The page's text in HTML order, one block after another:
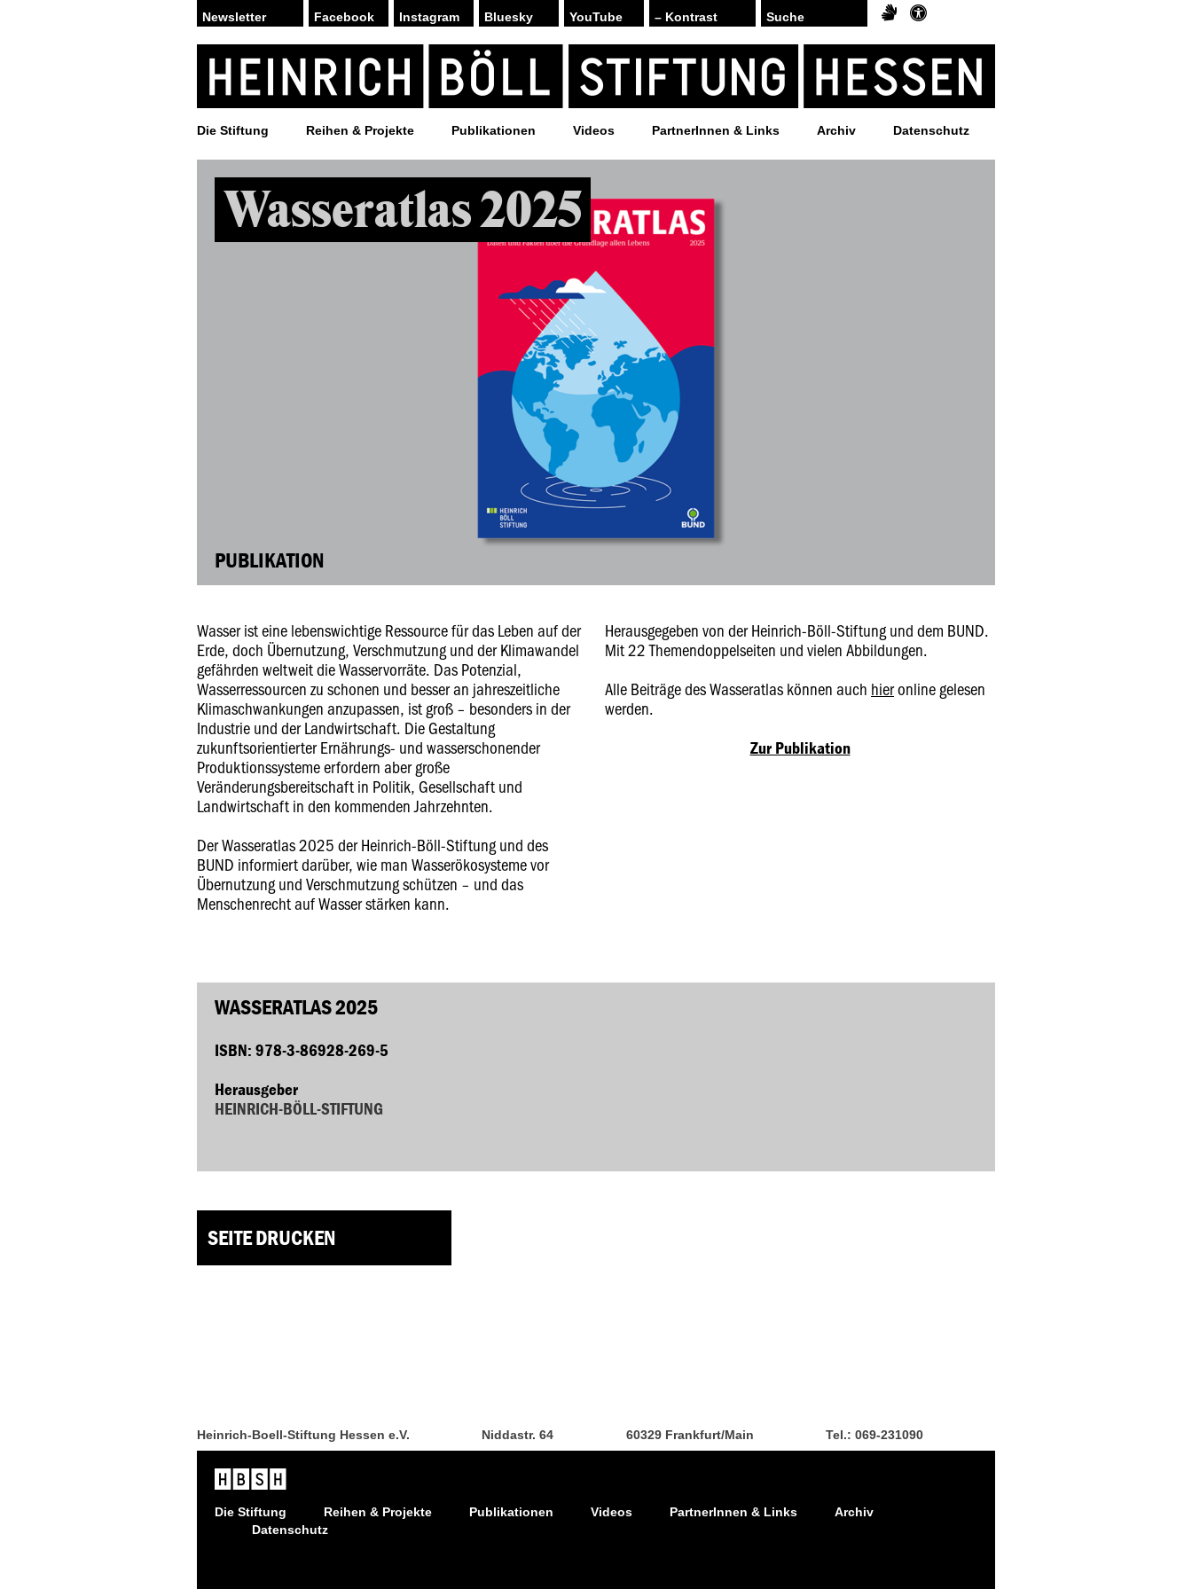
Facebook Instagram Bluesky YouTube – Kontrast
Die Stiftung Reihen & Projekte Publikationen Videos PartnerInnen & Links Archiv Datenschutz
Wasseratlas 2025
PUBLIKATION
Wasser ist eine lebenswichtige Ressource für das Leben auf der
Erde, doch Übernutzung, Verschmutzung und der Klimawandel
gefährden weltweit die Wasservorräte. Das Potenzial,
Wasserressourcen zu schonen und besser an jahreszeitliche
Klimaschwankungen anzupassen, ist groß – besonders in der
Industrie und der Landwirtschaft. Die Gestaltung
zukunftsorientierter Ernährungs- und wasserschonender
Produktionssysteme erfordern aber große
Veränderungsbereitschaft in Politik, Gesellschaft und
Landwirtschaft in den kommenden Jahrzehnten.
Der Wasseratlas 2025 der Heinrich-Böll-Stiftung und des
BUND informiert darüber, wie man Wasserökosysteme vor
Übernutzung und Verschmutzung schützen – und das
Menschenrecht auf Wasser stärken kann.
Herausgegeben von der Heinrich-Böll-Stiftung und dem BUND.
Mit 22 Themendoppelseiten und vielen Abbildungen.
Alle Beiträge des Wasseratlas können auch hieronline gelesen
werden.
Zur Publikation
WASSERATLAS 2025
ISBN: 978-3-86928-269-5
Herausgeber
HEINRICH-BÖLL-STIFTUNG
SEITE DRUCKEN
Heinrich-Boell-Stiftung Hessen e.V. Niddastr. 64 60329 Frankfurt/Main Tel.: 069-231090
Die Stiftung Reihen & Projekte Publikationen Videos PartnerInnen & Links
Archiv
Datenschutz